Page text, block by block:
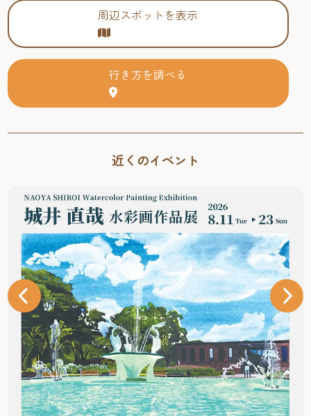
周辺スポットを表示
行き方を調べる
近くのイベント